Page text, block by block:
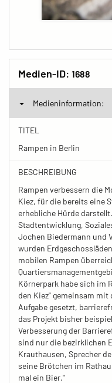
Medien-ID: 1688
Medieninformation:
TITEL
Rampen in Berlin
BESCHREIBUNG
Rampen verbessern die
Kiez, für die bereits eine
erhebliche Hürde
Stadtentwicklung,
Jochen Biedermann und
wurden
mobilen Rampen
Körnerpark habe sich im
den Kiez" gemeinsam mit
Aufgabe gesetzt,
das Projekt bisher
Verbesserung der
sind nur die bezirklichen
Krauthausen, Sprecher
seine Brötchen im
mal ein Bier."